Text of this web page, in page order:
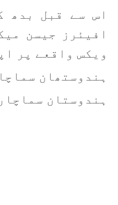
اس سے قبل بدھ
افیئرز جیسن
ویکس واقعے پر
ہندوستھان
ہندوستان